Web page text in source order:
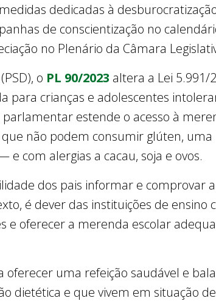
dedicadas à
de conscientização no
no Plenário da Câmara
o PL 90/2023 altera a Lei 5.991/
para crianças e adolescentes
estende o acesso à
não podem consumir glúten,
com alergias a cacau, soja e ovos.
dos pais informar e comprovar
é dever das instituições de
e oferecer a merenda escolar
oferecer uma refeição saudável e
dietética e que vivem em situação